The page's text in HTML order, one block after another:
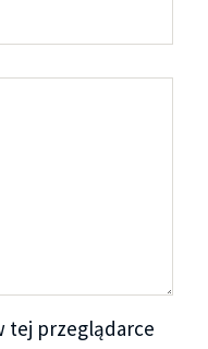
tej przeglądarce